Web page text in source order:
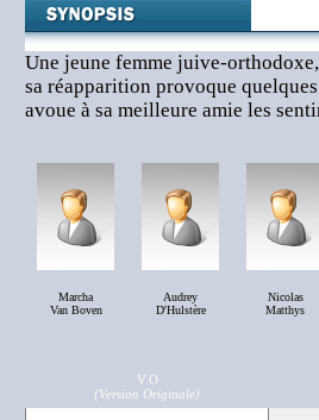
Une jeune femme juive-
sa réapparition provoque
avoue à sa meilleure amie les
Marcha
Van Boven
Audrey
D'Hulstère
Nicolas
Matthys
V.O
(Version Originale)